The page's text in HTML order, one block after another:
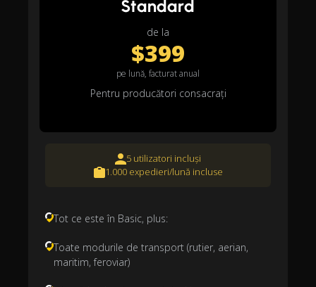
Standard
de la
$399
pe lună, facturat anual
Pentru producători consacrați
5 utilizatori incluși
1.000 expedieri/lună incluse
Tot ce este în Basic, plus:
Toate modurile de transport (rutier, aerian,
maritim, feroviar)